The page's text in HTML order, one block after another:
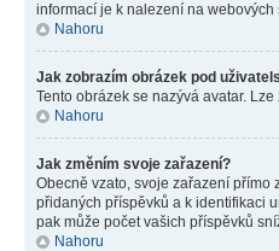
informací je k nalezení na
Nahoru
Jak zobrazím obrázek pod
Tento obrázek se nazývá avatar.
Nahoru
Jak změním svoje zařazení?
Obecně vzato, svoje zařazení přímo
přidaných příspěvků a k identifikaci
pak může počet vašich příspěvků
Nahoru